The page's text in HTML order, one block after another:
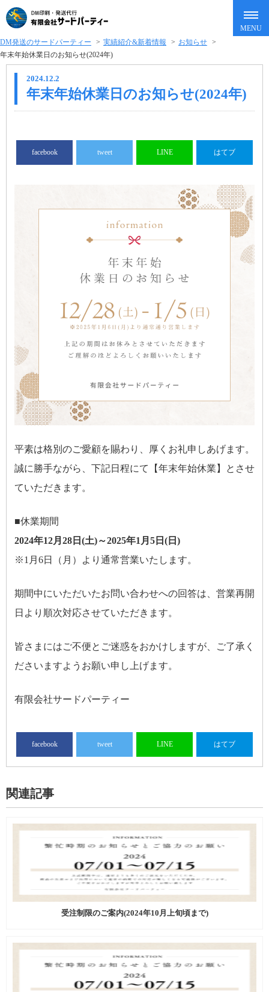
DM発送のサードパーティー > 実績紹介&新着情報 > お知らせ >
年末年始休業日のお知らせ(2024年)
2024.12.2
年末年始休業日のお知らせ(2024年)
facebook tweet LINE はてブ
平素は格別のご愛顧を賜わり、厚くお礼申しあげます。
誠に勝手ながら、下記日程にて【年末年始休業】とさせ
ていただきます。
■休業期間
2024年12月28日(土)～2025年1月5日(日)
※1月6日（月）より通常営業いたします。
期間中にいただいたお問い合わせへの回答は、営業再開
日より順次対応させていただきます。
皆さまにはご不便とご迷惑をおかけしますが、ご了承く
ださいますようお願い申し上げます。
有限会社サードパーティー
facebook tweet LINE はてブ
関連記事
受注制限のご案内(2024年10月上旬頃まで)